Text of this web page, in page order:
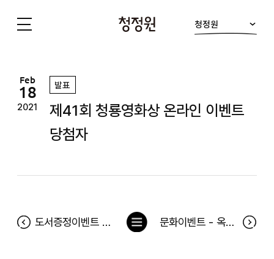
청정원
Feb
18
2021
발표
제41회 청룡영화상 온라인 이벤트
당첨자
도서증정이벤트 <아침이 달라지는 저녁 루틴의 힘> 당첨자 문화이벤트 - 옥탑방 고양이 당첨자
목